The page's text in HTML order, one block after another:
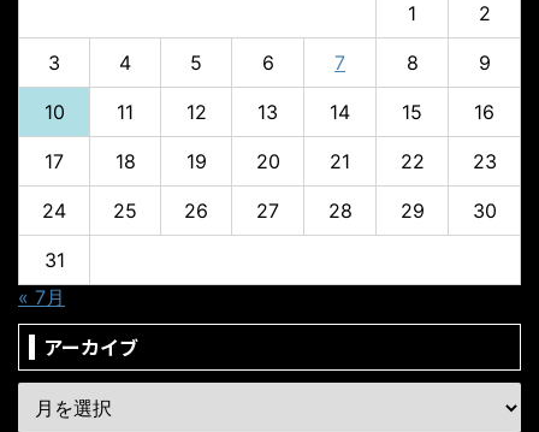
1 2
3 4 5 6 7 8 9
10 11 12 13 14 15 16
17 18 19 20 21 22 23
24 25 26 27 28 29 30
31
« 7月
アーカイブ